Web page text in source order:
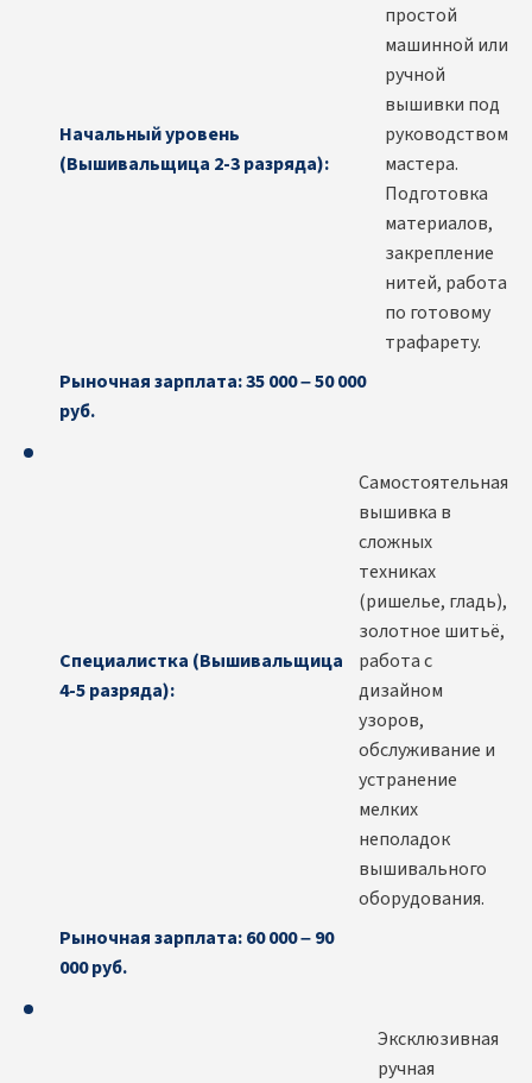
Начальный уровень
(Вышивальщица 2-3 разряда):
простой
машинной или
ручной
вышивки под
руководством
мастера.
Подготовка
материалов,
закрепление
нитей, работа
по готовому
трафарету.
Рыночная зарплата: 35 000 – 50 000
руб.
Специалистка (Вышивальщица
4-5 разряда):
Самостоятельная
вышивка в
сложных
техниках
(ришелье, гладь),
золотное шитьё,
работа с
дизайном
узоров,
обслуживание и
устранение
мелких
неполадок
вышивального
оборудования.
Рыночная зарплата: 60 000 – 90
000 руб.
Эксклюзивная
ручная